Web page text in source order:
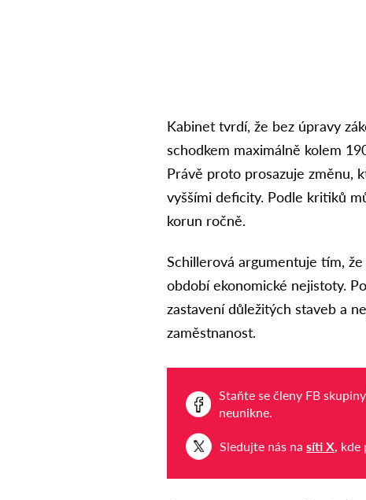
Kabinet tvrdí, že bez úpravy
schodkem maximálně kolem
Právě proto prosazuje změnu,
vyššími deficity. Podle kritiků
korun ročně.
Schillerová argumentuje tím,
období ekonomické nejistoty.
zastavení důležitých staveb a
zaměstnanost.
Staňte se členy FB
neunikne.
Sledujte nás nasíti X, kde